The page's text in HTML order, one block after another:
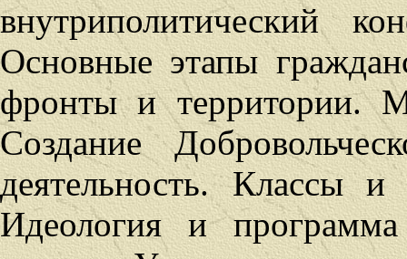
внутриполитический
Основные этапы
фронты и территории.
Создание
деятельность. Классы
Идеология и